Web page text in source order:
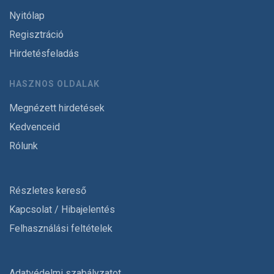
Nyitólap
Regisztráció
Hirdetésfeladás
HASZNOS OLDALAK
Megnézett hirdetések
Kedvenceid
Rólunk
Részletes kereső
Kapcsolat / Hibajelentés
Felhasználási feltételek